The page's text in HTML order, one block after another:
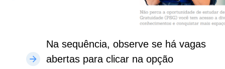
Na sequência, observe se há vagas
abertas para clicar na opção